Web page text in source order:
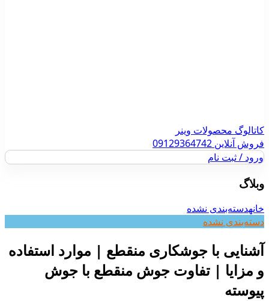
کاتالوگ محصولات وینر
فروش آنلاین 09129364742
ورود / ثبت نام
وبلاگ
خانهدسته‌بندی نشده
دسته‌بندی نشده
آشنایی با جوشکاری منقطع | موارد استفاده
و مزایا | تفاوت جوش منقطع با جوش
پیوسته